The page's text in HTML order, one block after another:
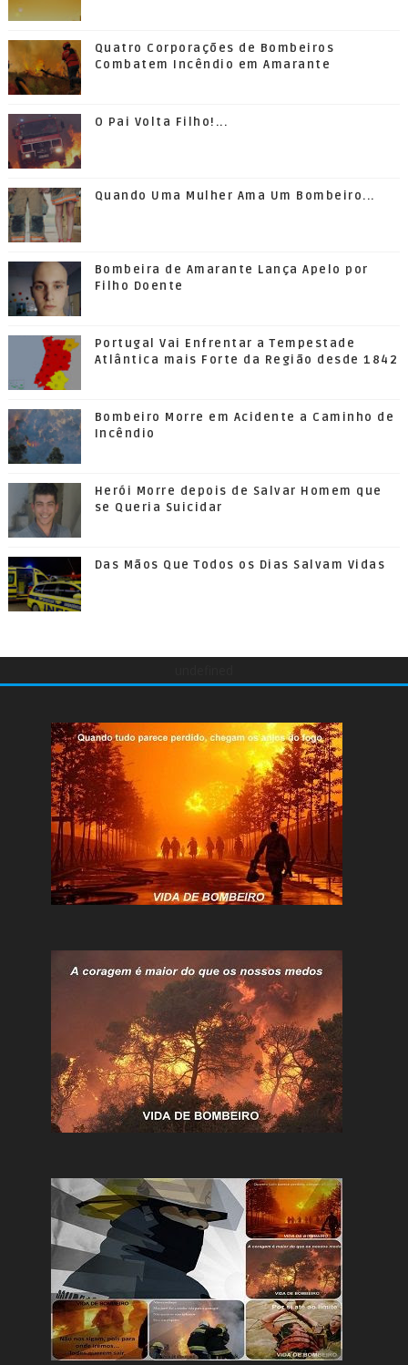
Quatro Corporações de Bombeiros
Combatem Incêndio em Amarante
O Pai Volta Filho!...
Quando Uma Mulher Ama Um Bombeiro...
Bombeira de Amarante Lança Apelo por
Filho Doente
Portugal Vai Enfrentar a Tempestade
Atlântica mais Forte da Região desde 1842
Bombeiro Morre em Acidente a Caminho de
Incêndio
Herói Morre depois de Salvar Homem que
se Queria Suicidar
Das Mãos Que Todos os Dias Salvam Vidas